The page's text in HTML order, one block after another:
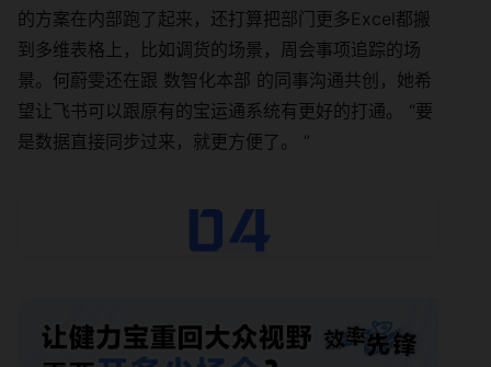
的方案在内部跑了起来，还打算把部门更多Excel都搬
到多维表格上，比如调货的场景，周会事项追踪的场
景。何蔚雯还在跟 数智化本部 的同事沟通共创，她希
望让飞书可以跟原有的宝运通系统有更好的打通。 “要
是数据直接同步过来，就更方便了。 ”